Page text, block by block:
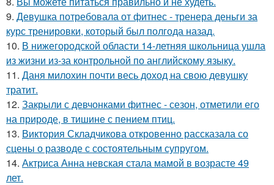
9. Девушка потребовала от фитнес - тренера деньги за
курс тренировки, который был полгода назад.
10. В нижегородской области 14-летняя школьница ушла
из жизни из-за контрольной по английскому языку.
11. Даня милохин почти весь доход на свою девушку
тратит.
12. Закрыли с девчонками фитнес - сезон, отметили его
на природе, в тишине с пением птиц.
13. Виктория Складчикова откровенно рассказала со
сцены о разводе с состоятельным супругом.
14. Актриса Анна невская стала мамой в возрасте 49
лет.